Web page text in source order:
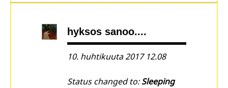
hyksos sanoo....
10. huhtikuuta 2017 12.08
Status changed to:Sleeping